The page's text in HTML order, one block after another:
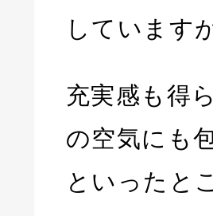
しています
充実感も得
の空気にも
といったと